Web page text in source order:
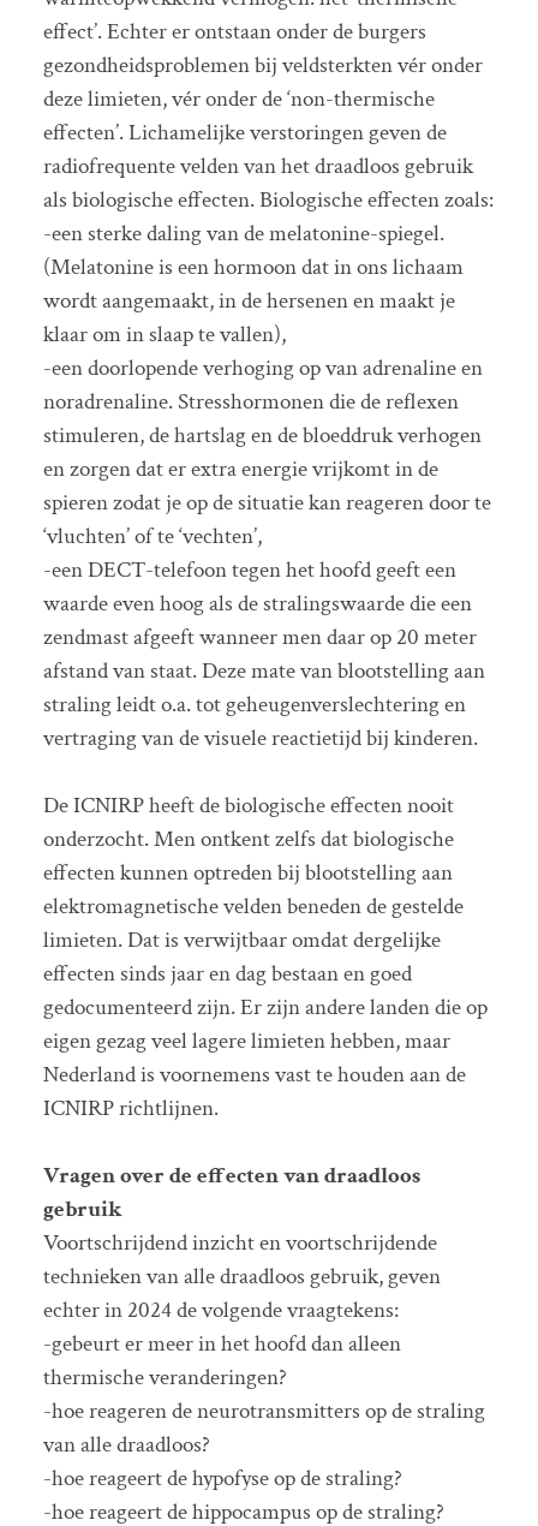
effect’. Echter er ontstaan onder de burgers
gezondheidsproblemen bij veldsterkten vér onder
deze limieten, vér onder de ‘non-thermische
effecten’. Lichamelijke verstoringen geven de
radiofrequente velden van het draadloos gebruik
als biologische effecten. Biologische effecten zoals:
-een sterke daling van de melatonine-spiegel.
(Melatonine is een hormoon dat in ons lichaam
wordt aangemaakt, in de hersenen en maakt je
klaar om in slaap te vallen),
-een doorlopende verhoging op van adrenaline en
noradrenaline. Stresshormonen die de reflexen
stimuleren, de hartslag en de bloeddruk verhogen
en zorgen dat er extra energie vrijkomt in de
spieren zodat je op de situatie kan reageren door te
‘vluchten’ of te ‘vechten’,
-een DECT-telefoon tegen het hoofd geeft een
waarde even hoog als de stralingswaarde die een
zendmast afgeeft wanneer men daar op 20 meter
afstand van staat. Deze mate van blootstelling aan
straling leidt o.a. tot geheugenverslechtering en
vertraging van de visuele reactietijd bij kinderen.
De ICNIRP heeft de biologische effecten nooit
onderzocht. Men ontkent zelfs dat biologische
effecten kunnen optreden bij blootstelling aan
elektromagnetische velden beneden de gestelde
limieten. Dat is verwijtbaar omdat dergelijke
effecten sinds jaar en dag bestaan en goed
gedocumenteerd zijn. Er zijn andere landen die op
eigen gezag veel lagere limieten hebben, maar
Nederland is voornemens vast te houden aan de
ICNIRP richtlijnen.
Vragen over de effecten van draadloos
gebruik
Voortschrijdend inzicht en voortschrijdende
technieken van alle draadloos gebruik, geven
echter in 2024 de volgende vraagtekens:
-gebeurt er meer in het hoofd dan alleen
thermische veranderingen?
-hoe reageren de neurotransmitters op de straling
van alle draadloos?
-hoe reageert de hypofyse op de straling?
-hoe reageert de hippocampus op de straling?